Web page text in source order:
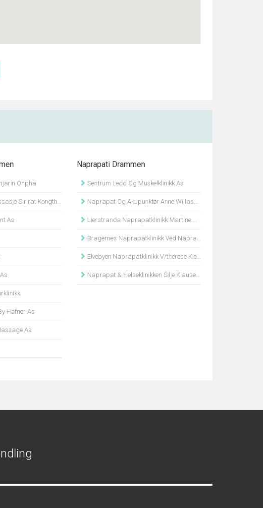
Onpha
Kongthong Bjertnes
As
Hafner As
As
Naprapati Drammen
Sentrum Ledd Og Muskelklinikk As
Naprapat Og Akupunktør Anne Willassen
Lierstranda Naprapatklinikk Martine Muggerud
Bragernes Naprapatklinikk Ved Naprapat Siw Håre
Elvebyen Naprapatklinikk V/therese Kielich
Naprapat & Helseklinikken Silje Klausen Ramberg